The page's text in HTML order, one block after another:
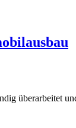
überarbeitet